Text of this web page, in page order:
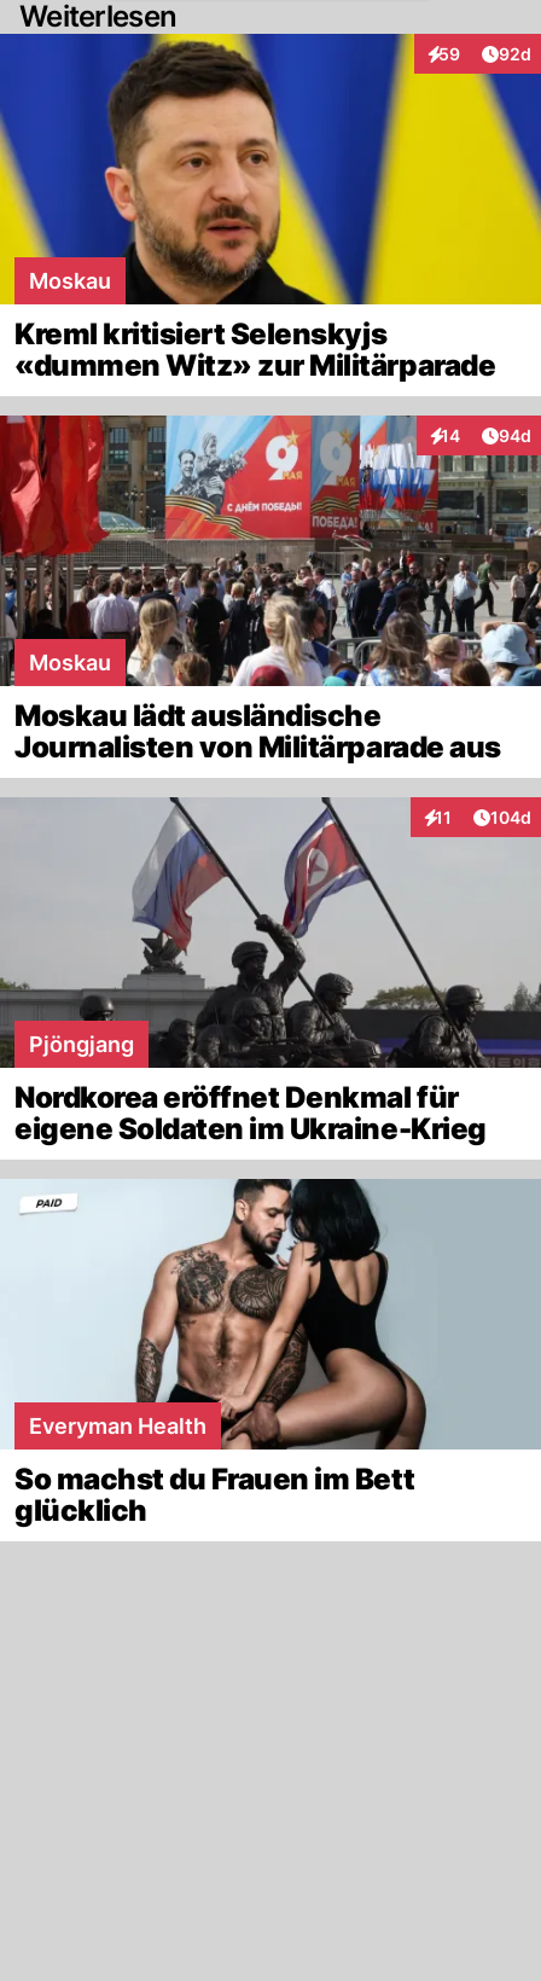
Weiterlesen
59
Interaktionen
92d
Moskau
Kreml kritisiert Selenskyjs
«dummen Witz» zur Militärparade
14
Interaktionen
94d
Moskau
Moskau lädt ausländische
Journalisten von Militärparade aus
11
Interaktionen
104d
Pjöngjang
Nordkorea eröffnet Denkmal für
eigene Soldaten im Ukraine-Krieg
Everyman Health
So machst du Frauen im Bett
glücklich